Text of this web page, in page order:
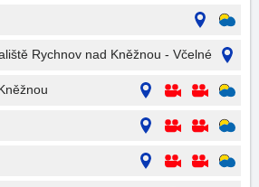
Rychnov nad Kněžnou - Včelné